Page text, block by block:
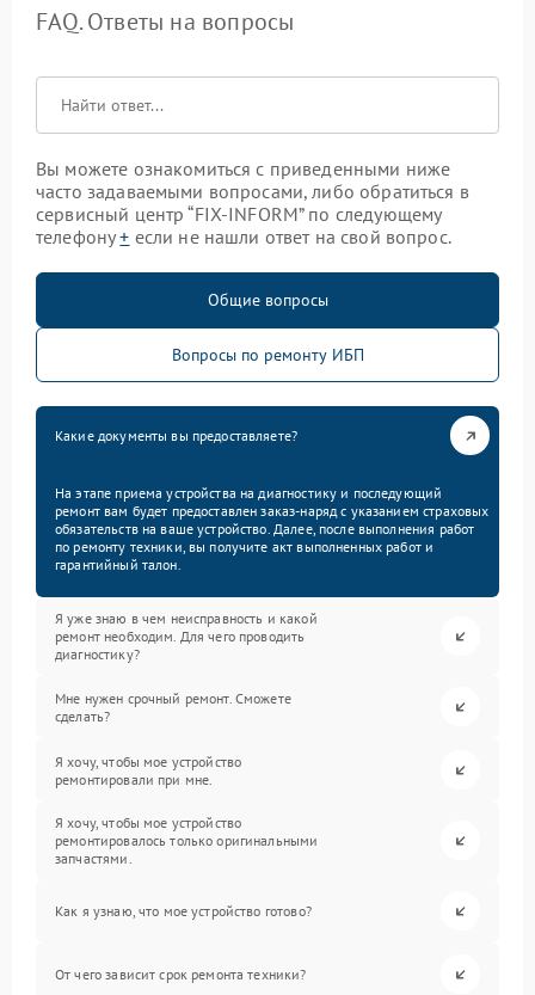
FAQ. Ответы на вопросы
Вы можете ознакомиться с приведенными ниже
часто задаваемыми вопросами, либо обратиться в
сервисный центр “FIX-INFORM” по следующему
телефону+ если не нашли ответ на свой вопрос.
Общие вопросы
Вопросы по ремонту ИБП
Какие документы вы предоставляете?
На этапе приема устройства на диагностику и последующий
ремонт вам будет предоставлен заказ-наряд с указанием страховых
обязательств на ваше устройство. Далее, после выполнения работ
по ремонту техники, вы получите акт выполненных работ и
гарантийный талон.
Я уже знаю в чем неисправность и какой
ремонт необходим. Для чего проводить
диагностику?
Мне нужен срочный ремонт. Сможете
сделать?
Я хочу, чтобы мое устройство
ремонтировали при мне.
Я хочу, чтобы мое устройство
ремонтировалось только оригинальными
запчастями.
Как я узнаю, что мое устройство готово?
От чего зависит срок ремонта техники?